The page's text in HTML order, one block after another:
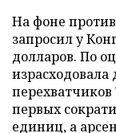
На фоне
запросил у
долларов. По
израсходовала
перехватчиков
первых
единиц, а